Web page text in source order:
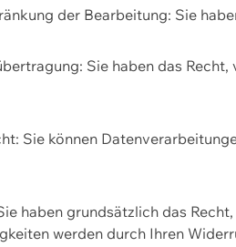
der Bearbeitung: Sie
Sie haben das
Sie können
haben grundsätzlich das
werden durch Ihren